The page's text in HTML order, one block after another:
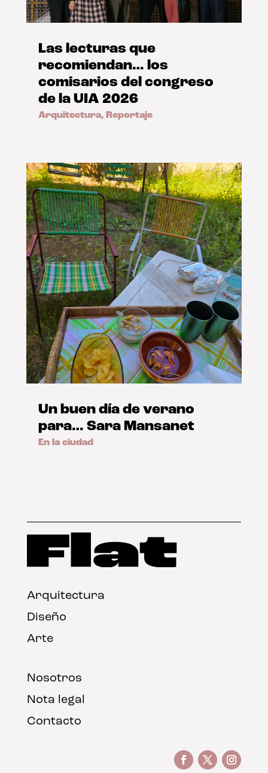
Las lecturas que
recomiendan… los
comisarios del congreso
de la UIA 2026
Arquitectura, Reportaje
Un buen día de verano
para… Sara Mansanet
En la ciudad
Arquitectura
Diseño
Arte
Nosotros
Nota legal
Contacto